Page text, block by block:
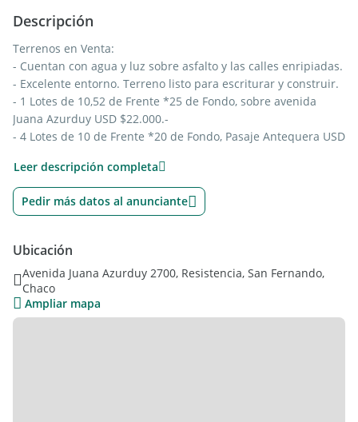
Descripción
Terrenos en Venta:
- Cuentan con agua y luz sobre asfalto y las calles enripiadas.
- Excelente entorno. Terreno listo para escriturar y construir.
- 1 Lotes de 10,52 de Frente *25 de Fondo, sobre avenida
Juana Azurduy USD $22.000.-
- 4 Lotes de 10 de Frente *20 de Fondo, Pasaje Antequera USD
- 1 Lote de 10de Frente *22 de Fondo, Antequeras USD
$15.000.-
- 3 Lote de 9,85 de Frente *37,50 de Fondo, C. Pampa del Indio
- 2 Lote de 9,85 de Frente *37,50 de Fondo, obre avenida
Juana Azurduy USD $26.000.-
Consúltanos!
Leer descripción completa
Pedir más datos al anunciante
Ubicación
Avenida Juana Azurduy 2700, Resistencia, San Fernando,
Chaco
Ampliar mapa